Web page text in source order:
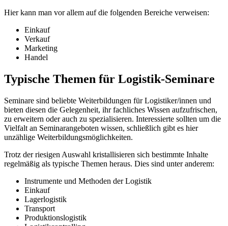
Hier kann man vor allem auf die folgenden Bereiche verweisen:
Einkauf
Verkauf
Marketing
Handel
Typische Themen für Logistik-Seminare
Seminare sind beliebte Weiterbildungen für Logistiker/innen und
bieten diesen die Gelegenheit, ihr fachliches Wissen aufzufrischen,
zu erweitern oder auch zu spezialisieren. Interessierte sollten um die
Vielfalt an Seminarangeboten wissen, schließlich gibt es hier
unzählige Weiterbildungsmöglichkeiten.
Trotz der riesigen Auswahl kristallisieren sich bestimmte Inhalte
regelmäßig als typische Themen heraus. Dies sind unter anderem:
Instrumente und Methoden der Logistik
Einkauf
Lagerlogistik
Transport
Produktionslogistik